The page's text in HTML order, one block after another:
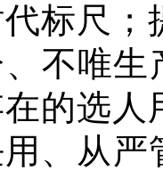
标尺；
不唯生
的选人
、从严